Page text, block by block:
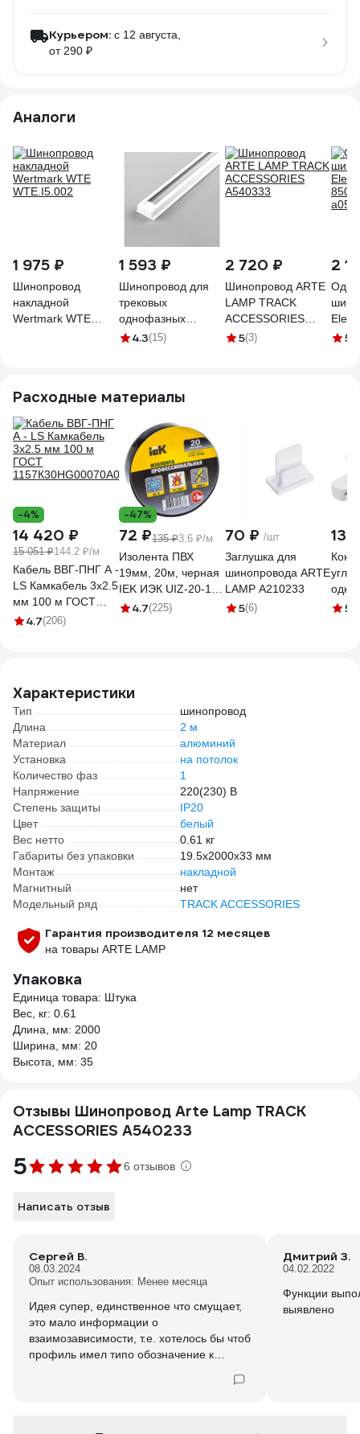
Курьером: c 12 августа,
от 290 ₽
Аналоги
1 975 ₽
Шинопровод
накладной
Wertmark WTE
1 593 ₽
Шинопровод для
трековых
однофазных
светильников
4.3(15)
2 720 ₽
Шинопровод ARTE
LAMP TRACK
ACCESSORIES
A540333
5(3)
2
5
Расходные материалы
-4%
14 420 ₽
15 051 ₽144.2 ₽/м
Кабель ВВГ-ПНГ А -
LS Камкабель 3x2.5
мм 100 м ГОСТ
1157К30HG00070А0100М
4.7(206)
-47%
72 ₽135 ₽3.6 ₽/м
Изолента ПВХ
19мм, 20м, черная
IEK ИЭК UIZ-20-10-
K024.7(225)
70 ₽ /шт
Заглушка для
шинопровода ARTE
LAMP A210233
5(6) 5
Характеристики
Тип
шинопровод
Длина
2 м
Материал
алюминий
Установка
на потолок
Количество фаз
1
Напряжение
220(230) В
Степень защиты
IP20
Цвет
белый
Вес нетто
0.61 кг
Габариты без упаковки
19.5х2000х33 мм
Монтаж
накладной
Магнитный
нет
Модельный ряд
TRACK ACCESSORIES
Гарантия производителя 12 месяцев
на товары ARTE LAMP
Упаковка
Единица товара: Штука
Вес, кг: 0.61
Длина, мм: 2000
Ширина, мм: 20
Высота, мм: 35
Отзывы Шинопровод Arte Lamp TRACK
ACCESSORIES A540233
5 6 отзывов
Написать отзыв
Сергей В.
08.03.2024
Опыт использования: Менее месяца
Идея супер, единственное что смущает,
это мало информации о
взаимозависимости, т.е. хотелось бы чтоб
профиль имел типо обозначение к
таким профилем одного производителя,
Дмитрий З.
04.02.2022
Функции
выявлено